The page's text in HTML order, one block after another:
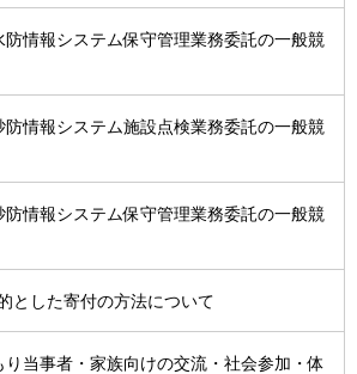
情報システム保守管理業務委託の一般競
情報システム施設点検業務委託の一般競
情報システム保守管理業務委託の一般競
とした寄付の方法について
当事者・家族向けの交流・社会参加・体